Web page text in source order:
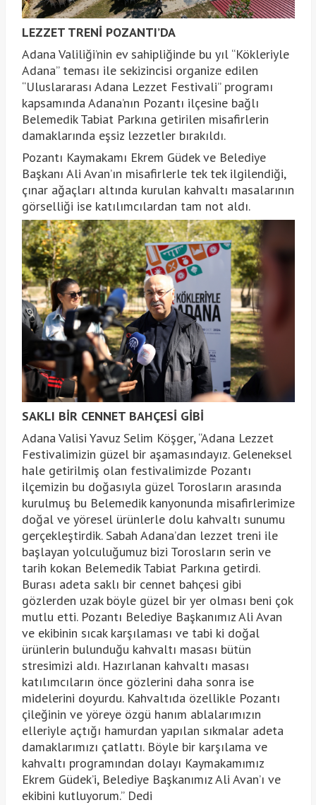
LEZZET TRENİ POZANTI’DA
Adana Valiliği’nin ev sahipliğinde bu yıl “Kökleriyle
Adana” teması ile sekizincisi organize edilen
“Uluslararası Adana Lezzet Festivali” programı
kapsamında Adana’nın Pozantı ilçesine bağlı
Belemedik Tabiat Parkına getirilen misafirlerin
damaklarında eşsiz lezzetler bırakıldı.
Pozantı Kaymakamı Ekrem Güdek ve Belediye
Başkanı Ali Avan’ın misafirlerle tek tek ilgilendiği,
çınar ağaçları altında kurulan kahvaltı masalarının
görselliği ise katılımcılardan tam not aldı.
SAKLI BİR CENNET BAHÇESİ GİBİ
Adana Valisi Yavuz Selim Köşger, “Adana Lezzet
Festivalimizin güzel bir aşamasındayız. Geleneksel
hale getirilmiş olan festivalimizde Pozantı
ilçemizin bu doğasıyla güzel Torosların arasında
kurulmuş bu Belemedik kanyonunda misafirlerimize
doğal ve yöresel ürünlerle dolu kahvaltı sunumu
gerçekleştirdik. Sabah Adana’dan lezzet treni ile
başlayan yolculuğumuz bizi Torosların serin ve
tarih kokan Belemedik Tabiat Parkına getirdi.
Burası adeta saklı bir cennet bahçesi gibi
gözlerden uzak böyle güzel bir yer olması beni çok
mutlu etti. Pozantı Belediye Başkanımız Ali Avan
ve ekibinin sıcak karşılaması ve tabi ki doğal
ürünlerin bulunduğu kahvaltı masası bütün
stresimizi aldı. Hazırlanan kahvaltı masası
katılımcıların önce gözlerini daha sonra ise
midelerini doyurdu. Kahvaltıda özellikle Pozantı
çileğinin ve yöreye özgü hanım ablalarımızın
elleriyle açtığı hamurdan yapılan sıkmalar adeta
damaklarımızı çatlattı. Böyle bir karşılama ve
kahvaltı programından dolayı Kaymakamımız
Ekrem Güdek’i, Belediye Başkanımız Ali Avan’ı ve
ekibini kutluyorum.” Dedi